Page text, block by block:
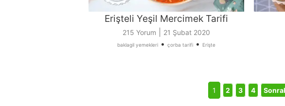
Erişteli Yeşil Mercimek Tarifi
215 Yorum 21 Şubat 2020
baklagil yemekleri • çorba tarifi • Erişte
1 2 3 4